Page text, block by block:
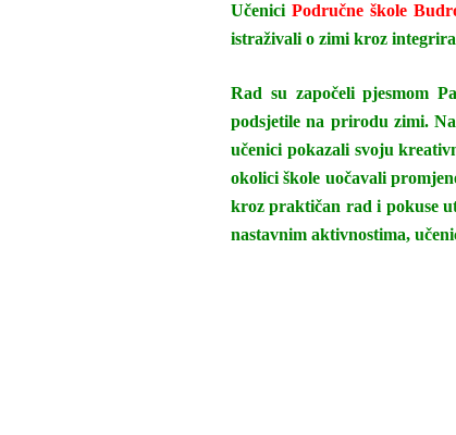
UčeniciPodručne škole
istraživali o zimi kroz
Rad su započeli pjesmom
podsjetile na prirodu zimi.
učenici pokazali svoju
okolici škole uočavali
kroz praktičan rad i pokuse
nastavnim aktivnostima,